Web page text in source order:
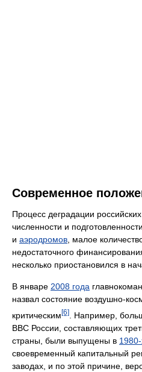
Современное
Процесс деградации
численности и
и аэродромов , малое
недостаточного
несколько приостановился в
В январе 2008 года
назвал состояние воздушно-
критическим[6] . Например,
ВВС России, составляющих
страны, были выпущены в
своевременный капитальный
заводах, и по этой причине,